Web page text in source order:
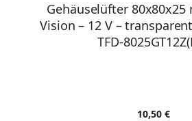
Gehäuselüfter 80x80x25
Vision – 12 V –
TFD-
10,50 €